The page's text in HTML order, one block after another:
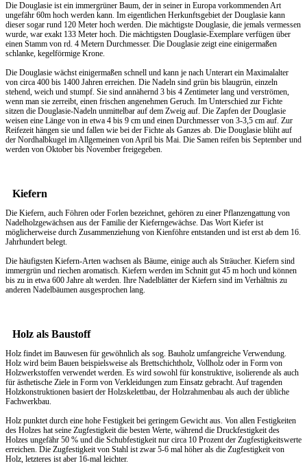
Die Douglasie ist ein immergrüner Baum, der in seiner in Europa vorkommenden Art
ungefähr 60m hoch werden kann. Im eigentlichen Herkunftsgebiet der Douglasie kann
dieser sogar rund 120 Meter hoch werden. Die mächtigste Douglasie, die jemals vermessen
wurde, war exakt 133 Meter hoch. Die mächtigsten Douglasie-Exemplare verfügen über
einen Stamm von rd. 4 Metern Durchmesser. Die Douglasie zeigt eine einigermaßen
schlanke, kegelförmige Krone.
Die Douglasie wächst einigermaßen schnell und kann je nach Unterart ein Maximalalter
von circa 400 bis 1400 Jahren erreichen. Die Nadeln sind grün bis blaugrün, einzeln
stehend, weich und stumpf. Sie sind annähernd 3 bis 4 Zentimeter lang und verströmen,
wenn man sie zerreibt, einen frischen angenehmen Geruch. Im Unterschied zur Fichte
sitzen die Douglasie-Nadeln unmittelbar auf dem Zweig auf. Die Zapfen der Douglasie
weisen eine Länge von in etwa 4 bis 9 cm und einen Durchmesser von 3-3,5 cm auf. Zur
Reifezeit hängen sie und fallen wie bei der Fichte als Ganzes ab. Die Douglasie blüht auf
der Nordhalbkugel im Allgemeinen von April bis Mai. Die Samen reifen bis September und
werden von Oktober bis November freigegeben.
Kiefern
Die Kiefern, auch Föhren oder Forlen bezeichnet, gehören zu einer Pflanzengattung von
Nadelholzgewächsen aus der Familie der Kieferngewächse. Das Wort Kiefer ist
möglicherweise durch Zusammenziehung von Kienföhre entstanden und ist erst ab dem 16.
Jahrhundert belegt.
Die häufigsten Kiefern-Arten wachsen als Bäume, einige auch als Sträucher. Kiefern sind
immergrün und riechen aromatisch. Kiefern werden im Schnitt gut 45 m hoch und können
bis zu in etwa 600 Jahre alt werden. Ihre Nadelblätter der Kiefern sind im Verhältnis zu
anderen Nadelbäumen ausgesprochen lang.
Holz als Baustoff
Holz findet im Bauwesen für gewöhnlich als sog. Bauholz umfangreiche Verwendung.
Holz wird beim Bauen beispielsweise als Brettschichtholz, Vollholz oder in Form von
Holzwerkstoffen verwendet werden. Es wird sowohl für konstruktive, isolierende als auch
für ästhetische Ziele in Form von Verkleidungen zum Einsatz gebracht. Auf tragenden
Holzkonstruktionen basiert der Holzskelettbau, der Holzrahmenbau als auch der übliche
Fachwerkbau.
Holz punktet durch eine hohe Festigkeit bei geringem Gewicht aus. Von allen Festigkeiten
des Holzes hat seine Zugfestigkeit die besten Werte, während die Druckfestigkeit des
Holzes ungefähr 50 % und die Schubfestigkeit nur circa 10 Prozent der Zugfestigkeitswerte
erreichen. Die Zugfestigkeit von Stahl ist zwar 5-6 mal höher als die Zugfestigkeit von
Holz, letzteres ist aber 16-mal leichter.